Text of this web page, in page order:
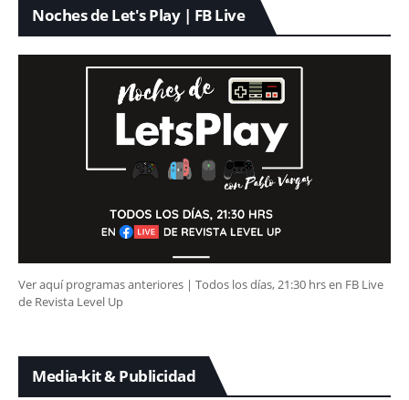
Noches de Let's Play | FB Live
Ver aquí programas anteriores | Todos los días, 21:30 hrs en FB Live
de Revista Level Up
Media-kit & Publicidad